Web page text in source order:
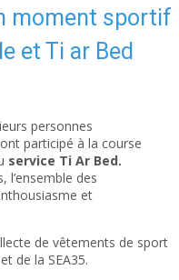
moment sportif
et Ti ar Bed
personnes
ont participé à la course
service Ti Ar Bed.
l’ensemble des
et
de vêtements de sport
de la SEA35.